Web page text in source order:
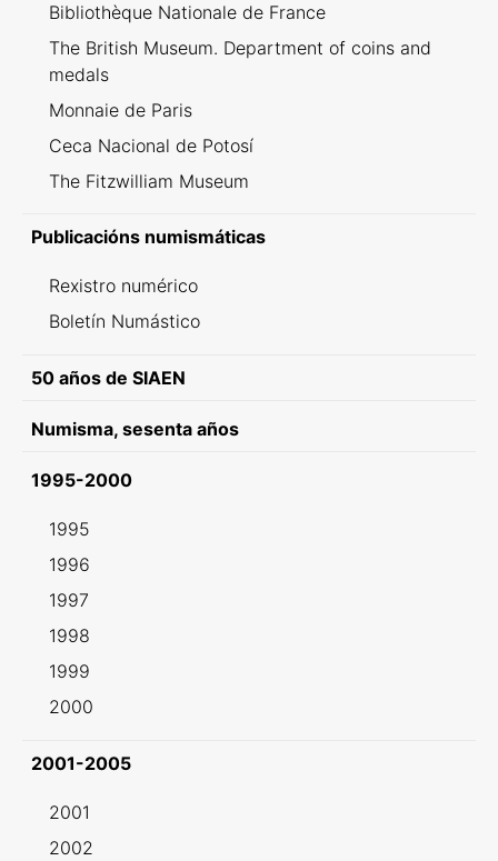
Bibliothèque Nationale de France
The British Museum. Department of coins and
medals
Monnaie de Paris
Ceca Nacional de Potosí
The Fitzwilliam Museum
Publicacións numismáticas
Rexistro numérico
Boletín Numástico
50 años de SIAEN
Numisma, sesenta años
1995-2000
1995
1996
1997
1998
1999
2000
2001-2005
2001
2002